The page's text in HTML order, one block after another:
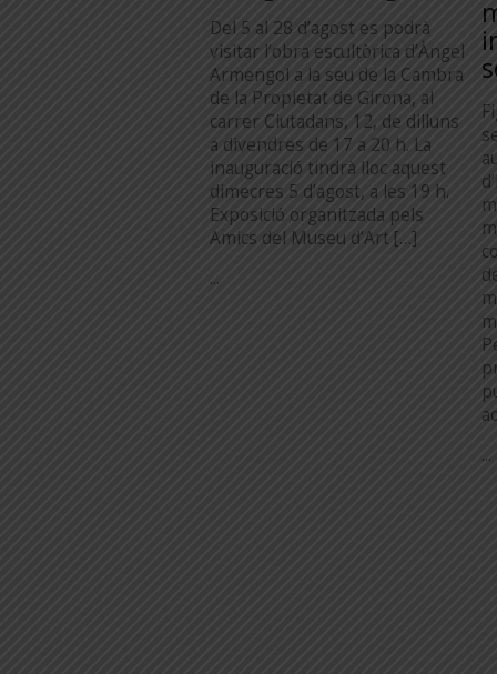
Del 5 al 28 d’agost es podrà
visitar l’obra escultòrica d’Àngel
Armengol a la seu de la Cambra
de la Propietat de Girona, al
carrer Ciutadans, 12, de dilluns
a divendres de 17 a 20 h. La
inauguració tindrà lloc aquest
dimecres 5 d’agost, a les 19 h.
Exposició organitzada pels
Amics del Museu d’Art […]
...
...